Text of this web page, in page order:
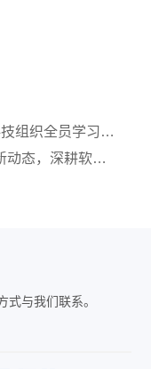
深耕技术·锚定趋势|尚武科技组织全员学习2026年河北软件开发行业最新动态
尚武科技：深学河北行业新动态，深耕软件开发领域，赋能企业数字化升级
式与我们联系。